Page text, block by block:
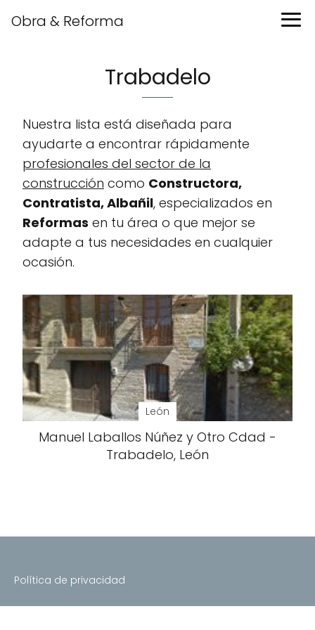
Obra & Reforma
Trabadelo
Nuestra lista está diseñada para
ayudarte a encontrar rápidamente
profesionales del sector de la
construcción como Constructora,
Contratista, Albañil, especializados en
Reformas en tu área o que mejor se
adapte a tus necesidades en cualquier
ocasión.
León
Manuel Laballos Núñez y Otro Cdad -
Trabadelo, León
Política de privacidad